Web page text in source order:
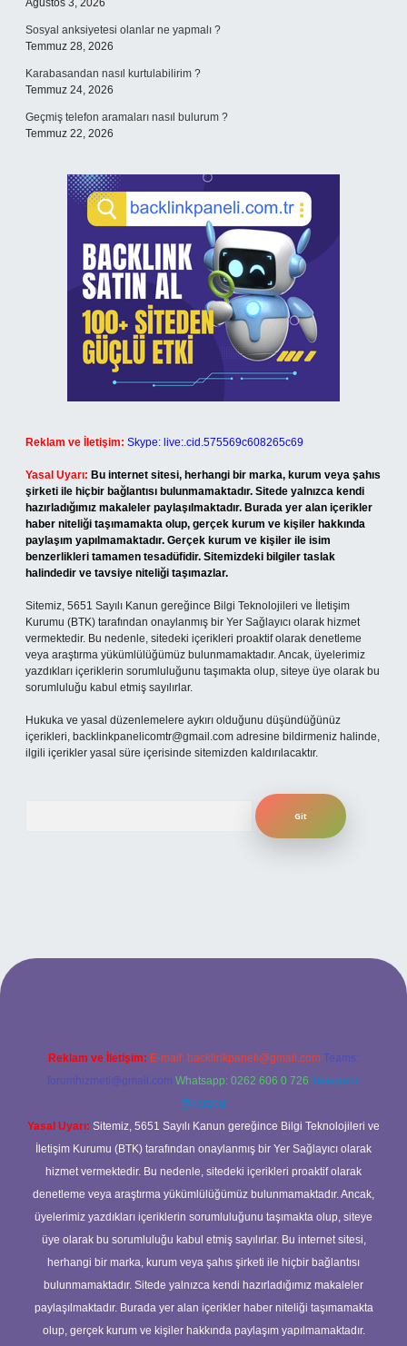
Ağustos 3, 2026
Sosyal anksiyetesi olanlar ne yapmalı ?
Temmuz 28, 2026
Karabasandan nasıl kurtulabilirim ?
Temmuz 24, 2026
Geçmiş telefon aramaları nasıl bulurum ?
Temmuz 22, 2026
Reklam ve İletişim: Skype: live:.cid.575569c608265c69
Yasal Uyarı: Bu internet sitesi, herhangi bir marka, kurum veya şahıs
şirketi ile hiçbir bağlantısı bulunmamaktadır. Sitede yalnızca kendi
hazırladığımız makaleler paylaşılmaktadır. Burada yer alan içerikler
haber niteliği taşımamakta olup, gerçek kurum ve kişiler hakkında
paylaşım yapılmamaktadır. Gerçek kurum ve kişiler ile isim
benzerlikleri tamamen tesadüfidir. Sitemizdeki bilgiler taslak
halindedir ve tavsiye niteliği taşımazlar.
Sitemiz, 5651 Sayılı Kanun gereğince Bilgi Teknolojileri ve İletişim
Kurumu (BTK) tarafından onaylanmış bir Yer Sağlayıcı olarak hizmet
vermektedir. Bu nedenle, sitedeki içerikleri proaktif olarak denetleme
veya araştırma yükümlülüğümüz bulunmamaktadır. Ancak, üyelerimiz
yazdıkları içeriklerin sorumluluğunu taşımakta olup, siteye üye olarak bu
sorumluluğu kabul etmiş sayılırlar.
Hukuka ve yasal düzenlemelere aykırı olduğunu düşündüğünüz
içerikleri, backlinkpanelicomtr@gmail.com adresine bildirmeniz halinde,
ilgili içerikler yasal süre içerisinde sitemizden kaldırılacaktır.
yeni giriş adresi
Reklam ve İletişim: E-mail: backlinkpaneli@gmail.com Teams:
forumhizmeti@gmail.com Whatsapp: 0262 606 0 726 Telegram:
@karabul
Yasal Uyarı: Sitemiz, 5651 Sayılı Kanun gereğince Bilgi Teknolojileri ve
İletişim Kurumu (BTK) tarafından onaylanmış bir Yer Sağlayıcı olarak
hizmet vermektedir. Bu nedenle, sitedeki içerikleri proaktif olarak
denetleme veya araştırma yükümlülüğümüz bulunmamaktadır. Ancak,
üyelerimiz yazdıkları içeriklerin sorumluluğunu taşımakta olup, siteye
üye olarak bu sorumluluğu kabul etmiş sayılırlar. Bu internet sitesi,
herhangi bir marka, kurum veya şahıs şirketi ile hiçbir bağlantısı
bulunmamaktadır. Sitede yalnızca kendi hazırladığımız makaleler
paylaşılmaktadır. Burada yer alan içerikler haber niteliği taşımamakta
olup, gerçek kurum ve kişiler hakkında paylaşım yapılmamaktadır.